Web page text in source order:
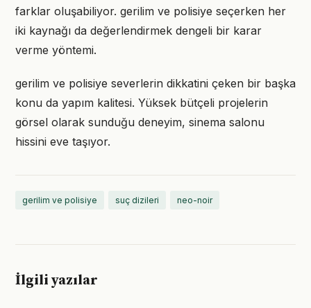
farklar oluşabiliyor. gerilim ve polisiye seçerken her
iki kaynağı da değerlendirmek dengeli bir karar
verme yöntemi.
gerilim ve polisiye severlerin dikkatini çeken bir başka
konu da yapım kalitesi. Yüksek bütçeli projelerin
görsel olarak sunduğu deneyim, sinema salonu
hissini eve taşıyor.
gerilim ve polisiye suç dizileri neo-noir
İlgili yazılar